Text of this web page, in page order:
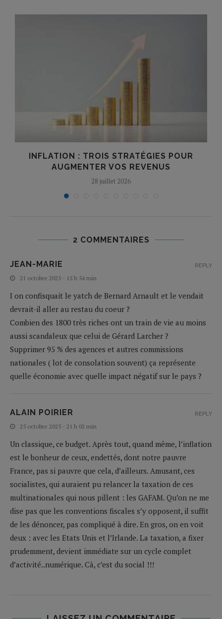
INFLATION : TROIS STRATÉGIES POUR
AUGMENTER VOS REVENUS
28 juillet 2026
2 COMMENTAIRES
JEAN-MARIE
21 octobre 2025 - 15 h 54 min
I on confisquait le yatch de Bernard Arnault et le vendait
devrait-il aller au restau du coeur ?
Combien des 1800 très riches ont un train de vie au moins
aussi scandaleux que celui de Gérard Larcher ?
Supprimer 95 % des agences et autres commissions
nationales ( lot de consolation souvent) ça représente
quelle économie avec quelle impact négatif sur le pays ?
REPLY
ALAIN POIRIER
25 octobre 2025 - 21 h 02 min
Un classique, ce budget. Après tout, quand même, l’inflation
est le bonheur de ceux, endettés, dont notre pauvre
France, pas si pauvre que cela, d’ailleurs. Amusant, ces
socialistes, qui auraient pu relancer la taxation de ces
multinationales qui nous pillent : les GAFAM. Qu’on ne me
dise pas que les conventions fiscales s’y opposent, il suffit
de les dénoncer, pas compliqué à dire. En gros, on en voit
deux : avec les Etats Unis et l’Irlande. La taxation, a fixer
prudemment, devient immédiate sur un cycle complet
d’activité..numérique. Cà, c’est du social !!!
REPLY